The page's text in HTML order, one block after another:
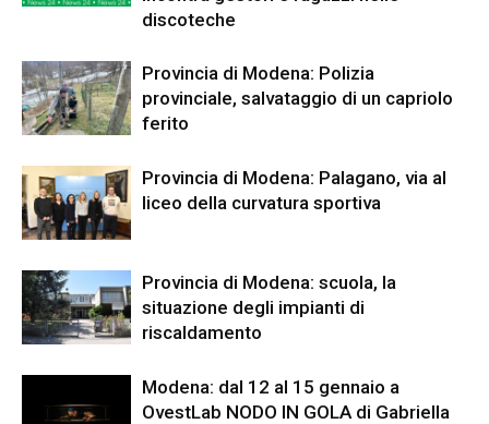
discoteche
Provincia di Modena: Polizia
provinciale, salvataggio di un capriolo
ferito
Provincia di Modena: Palagano, via al
liceo della curvatura sportiva
Provincia di Modena: scuola, la
situazione degli impianti di
riscaldamento
Modena: dal 12 al 15 gennaio a
OvestLab NODO IN GOLA di Gabriella